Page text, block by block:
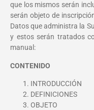
que los mismos serán
serán objeto de
Datos que administra la
y estos serán tratados
manual:
CONTENIDO
INTRODUCCIÓN
DEFINICIONES
OBJETO